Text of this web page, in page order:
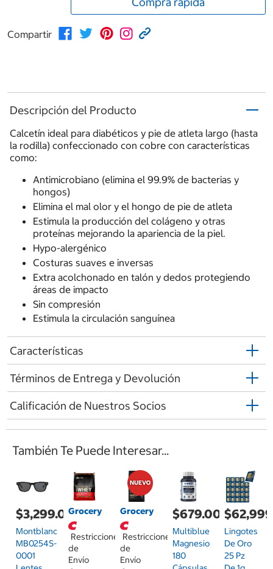
Compartir
Descripción del Producto
Calcetín ideal para diabéticos y pie de atleta largo (hasta
la rodilla) confeccionado con cobre con características
como:
Antimicrobiano (elimina el 99.9% de bacterias y
hongos)
Elimina el mal olor y el hongo de pie de atleta
Estimula la producción del colágeno y otras
proteínas mejorando la apariencia de la piel.
Hypo-alergénico
Costuras suaves e inversas
Extra acolchonado en talón y dedos protegiendo
áreas de impacto
Sin compresión
Estimula la circulación sanguínea
Características
Términos de Entrega y Devolución
Calificación de Nuestros Socios
También Te Puede Interesar...
$3,299.00
Montblanc
MB0254S-
0001
Grocery
Restricciones
de
Envío
Grocery
Restricciones
de
Envío
$679.00
Multiblue
Magnesio
180
Lingotes
De Oro
25 Pz